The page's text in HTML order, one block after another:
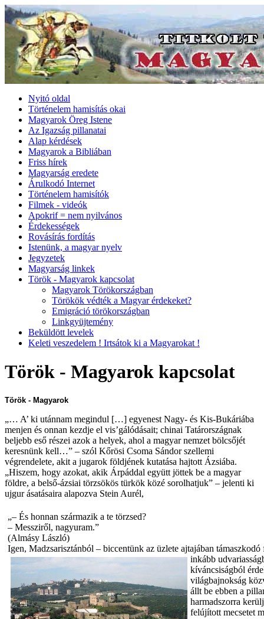
Nyitó oldal
Történelem hamisítás okai
Magyarok Öreg Istene
Az Igazság pillanatai
Alap kérdések
Magyarok a Bibliában
Friss hírek
Magyarság eredete
Árulkodó Internet
Történelem hamisítók
Filmek - videók
Apokrif = nem nyilvános
Érdekességek
Rovásírás fordítás
Istenünk, a magyar nyelv
Jegyzetek
Magyarság linkek
Török - Magyarok kapcsolat
Magyarok Törökországban
Törökök védték a Magyar érdekeket?
Emigráció törökországban
Linkgyüjtemény
Beküldött levelek
Keleti veszedelem ! Irtsátok ki a Magyarokat !
Török - Magyarok kapcsolat
Török - Magyarok
„… A’ ki utánnam megindul […] egyenest Nagy- és Kis-Bukáriába
menjen és onnan kezdje el vis’gálódásait; chinai Tatárországnak
beljebb eső részei azok a helyek, ahol a magyar nemzet bölcsőjét
keresnünk kell…” – szól Kőrösi Csoma Sándor szellemi
végrendelete, akit a jugarok földjének kutatása hajtott Ázsiába.
„Hiszem, hogy azokat, akik Árpáddal együtt jöttek be a magyar
földre, a belső-ázsiai törzsökös türkök közé sorolhatjuk” – jelenti ki
ujgur ásatásaira alapozva Stein Aurél,
„– És honnan származik a te törzsed?
– Messziről, nagyuram.”
(Almásy László)
Igen, Madzsarisztánból – biccentünk az üzlete ajtajában támaszkodó
inkább
kíváncsiságból
világbajnokság
állt be ebben a
harmadszorra
felújított mecsetet